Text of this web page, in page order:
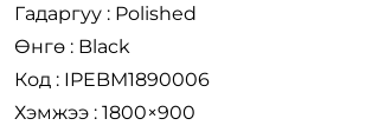
Гадаргуу : Polished
Өнгө : Black
Код : IPEBM1890006
Хэмжээ : 1800×900